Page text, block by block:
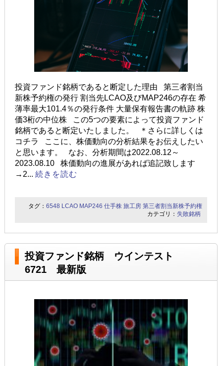
投資ファンド銘柄であると断定した理由 第三者割当
新株予約権の発行 割当先LCAO及びMAP246の存在 希
薄率最大101.4％の発行条件 大量保有報告書の軌跡 株
価3桁の中位株 この5つの要素によって投資ファンド
銘柄であると断定いたしました。 ＊さらに詳しくは
コチラ ここに、株価動向の分析結果をお伝えしたい
と思います。 なお、分析期間は2022.08.12～
2023.08.10 株価動向の進展があれば追記致します
→2... 続きを読む
タグ：6548 LCAO MAP246 仕手株 旅工房 第三者割当新株予約権
カテゴリ： 失敗銘柄
投資ファンド銘柄 ウインテスト
6721 最新版